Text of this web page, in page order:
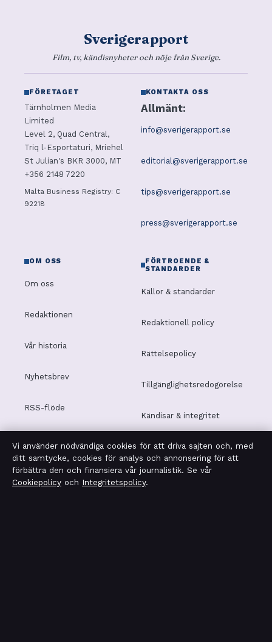
Sverigerapport
Film, tv, kändisnyheter och nöje från Sverige.
FÖRETAGET
Tärnholmen Media
Limited
Level 2, Quad Central,
Triq l-Esportaturi, Mriehel
St Julian's BKR 3000, MT
+356 2148 7220
Malta Business Registry: C
92218
KONTAKTA OSS
Allmänt:
info@sverigerapport.se
editorial@sverigerapport.se
tips@sverigerapport.se
press@sverigerapport.se
OM OSS
Om oss
Redaktionen
Vår historia
Nyhetsbrev
RSS-flöde
FÖRTROENDE &
STANDARDER
Källor & standarder
Redaktionell policy
Rättelsepolicy
Tillgänglighetsredogörelse
Kändisar & integritet
Integritetspolicy
Vi använder nödvändiga cookies för att driva sajten och, med
ditt samtycke, cookies för analys och annonsering för att
förbättra den och finansiera vår journalistik. Se vår
Cookiepolicy och Integritetspolicy.